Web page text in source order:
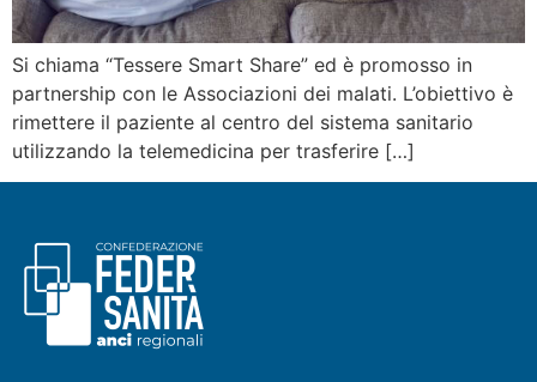
Si chiama “Tessere Smart Share” ed è promosso in
partnership con le Associazioni dei malati. L’obiettivo è
rimettere il paziente al centro del sistema sanitario
utilizzando la telemedicina per trasferire […]